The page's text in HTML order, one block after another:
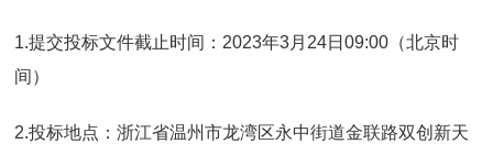
1.提交投标文件截止时间：2023年3月24日09:00（北京时
间）
2.投标地点：浙江省温州市龙湾区永中街道金联路双创新天